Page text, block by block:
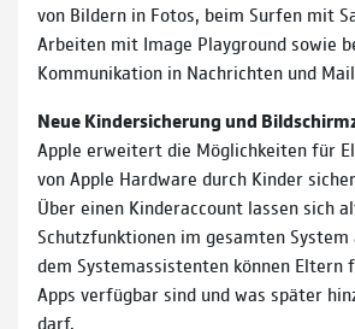
von Bildern in Fotos, beim Surfen mit
Arbeiten mit Image Playground sowie
Kommunikation in Nachrichten und
Neue Kindersicherung und
Apple erweitert die Möglichkeiten für
von Apple Hardware durch Kinder
Über einen Kinderaccount lassen sich
Schutzfunktionen im gesamten
dem Systemassistenten können Eltern
Apps verfügbar sind und was später
darf.